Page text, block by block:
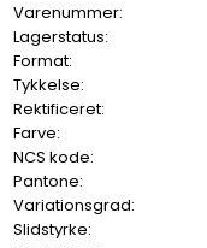
Varenummer:
Lagerstatus:
Format:
Tykkelse:
Rektificeret:
Farve:
NCS kode:
Pantone:
Variationsgrad:
Slidstyrke: